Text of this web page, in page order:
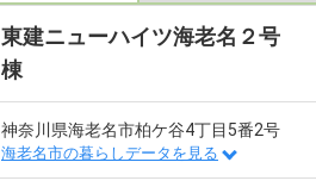
東建ニューハイツ海老名２号
棟
神奈川県海老名市柏ケ谷4丁目5番2号
海老名市の暮らしデータを見る